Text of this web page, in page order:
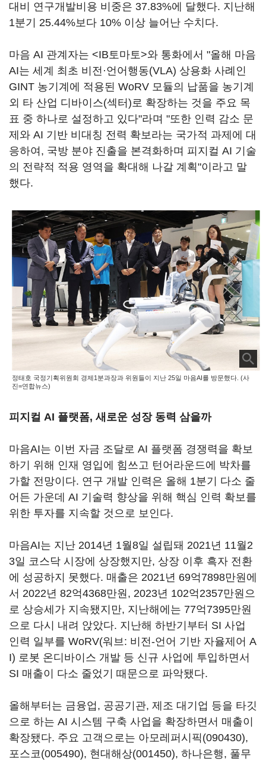
대비 연구개발비용 비중은 37.83%에 달했다. 지난해
1분기 25.44%보다 10% 이상 늘어난 수치다.
마음 AI 관계자는 <IB토마토>와 통화에서 "올해 마음
AI는 세계 최초 비전·언어행동(VLA) 상용화 사례인
GINT 농기계에 적용된 WoRV 모듈의 납품을 농기계
외 타 산업 디바이스(섹터)로 확장하는 것을 주요 목
표 중 하나로 설정하고 있다"라며 "또한 인력 감소 문
제와 AI 기반 비대칭 전력 확보라는 국가적 과제에 대
응하여, 국방 분야 진출을 본격화하며 피지컬 AI 기술
의 전략적 적용 영역을 확대해 나갈 계획"이라고 말
했다.
정태호 국정기획위원회 경제1분과장과 위원들이 지난 25일 마음AI를 방문했다. (사
진=연합뉴스)
피지컬 AI 플랫폼, 새로운 성장 동력 삼을까
마음AI는 이번 자금 조달로 AI 플랫폼 경쟁력을 확보
하기 위해 인재 영입에 힘쓰고 턴어라운드에 박차를
가할 전망이다. 연구 개발 인력은 올해 1분기 다소 줄
어든 가운데 AI 기술력 향상을 위해 핵심 인력 확보를
위한 투자를 지속할 것으로 보인다.
마음AI는 지난 2014년 1월8일 설립돼 2021년 11월2
3일 코스닥 시장에 상장했지만, 상장 이후 흑자 전환
에 성공하지 못했다. 매출은 2021년 69억7898만원에
서 2022년 82억4368만원, 2023년 102억2357만원으
로 상승세가 지속됐지만, 지난해에는 77억7395만원
으로 다시 내려 앉았다. 지난해 하반기부터 SI 사업
인력 일부를 WoRV(워브: 비전-언어 기반 자율제어 A
I) 로봇 온디바이스 개발 등 신규 사업에 투입하면서
SI 매출이 다소 줄었기 때문으로 파악됐다.
올해부터는 금융업, 공공기관, 제조 대기업 등을 타깃
으로 하는 AI 시스템 구축 사업을 확장하면서 매출이
확장됐다. 주요 고객으로는 아모레퍼시픽(090430),
포스코(005490), 현대해상(001450), 하나은행, 풀무